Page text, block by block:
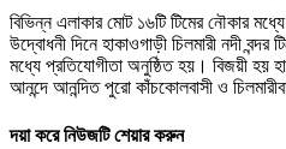
বিভিন্ন এলাকার মোট ১৬টি টিমের নৌকার
উদ্বোধনী দিনে হাকাওগাড়ী চিলমারী নদী
মধ্যে প্রতিযোগীতা অনুষ্ঠিত হয়। বিজয়ী হয়
আনন্দে আনন্দিত পুরো কাঁচকোলবাসী ও
দয়া করে নিউজটি শেয়ার করুন